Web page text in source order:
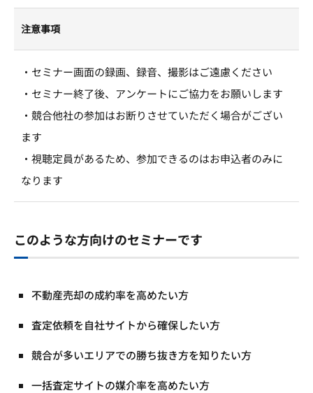
注意事項
・セミナー画面の録画、録音、撮影はご遠慮ください
・セミナー終了後、アンケートにご協力をお願いします
・競合他社の参加はお断りさせていただく場合がござい
ます
・視聴定員があるため、参加できるのはお申込者のみに
なります
このような方向けのセミナーです
不動産売却の成約率を高めたい方
査定依頼を自社サイトから確保したい方
競合が多いエリアでの勝ち抜き方を知りたい方
一括査定サイトの媒介率を高めたい方